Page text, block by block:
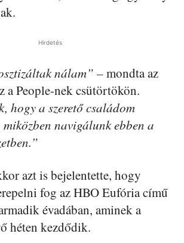
Hirdetés
nálam” –mondta az
a People-nek csütörtökön.
hogy a szerető családom
navigálunk ebben a
azt is bejelentette, hogy
fog az HBO Eufória című
évadában, aminek a
héten kezdődik.